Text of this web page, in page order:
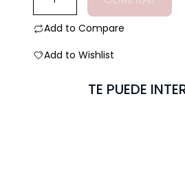
terciopelo
uva
cantidad
Add to Compare
Add to Wishlist
TE PUEDE